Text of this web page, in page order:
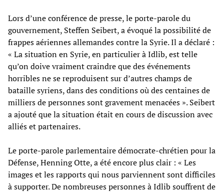
Lors d’une conférence de presse, le porte-parole du
gouvernement, Steffen Seibert, a évoqué la possibilité de
frappes aériennes allemandes contre la Syrie. Il a déclaré :
« La situation en Syrie, en particulier à Idlib, est telle
qu’on doive vraiment craindre que des événements
horribles ne se reproduisent sur d’autres champs de
bataille syriens, dans des conditions où des centaines de
milliers de personnes sont gravement menacées ». Seibert
a ajouté que la situation était en cours de discussion avec
alliés et partenaires.
Le porte-parole parlementaire démocrate-chrétien pour la
Défense, Henning Otte, a été encore plus clair : « Les
images et les rapports qui nous parviennent sont difficiles
à supporter. De nombreuses personnes à Idlib souffrent de